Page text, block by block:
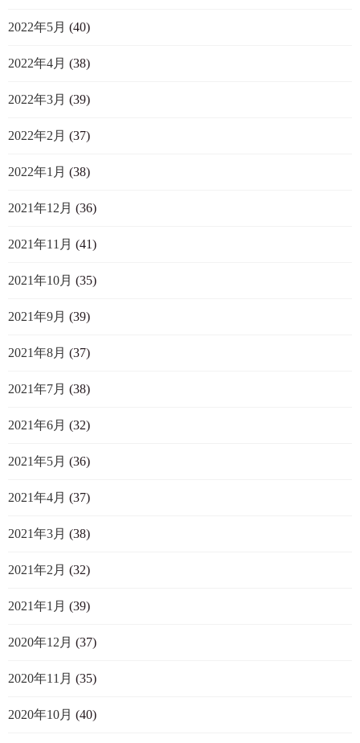
2022年5月 (40)
2022年4月 (38)
2022年3月 (39)
2022年2月 (37)
2022年1月 (38)
2021年12月 (36)
2021年11月 (41)
2021年10月 (35)
2021年9月 (39)
2021年8月 (37)
2021年7月 (38)
2021年6月 (32)
2021年5月 (36)
2021年4月 (37)
2021年3月 (38)
2021年2月 (32)
2021年1月 (39)
2020年12月 (37)
2020年11月 (35)
2020年10月 (40)